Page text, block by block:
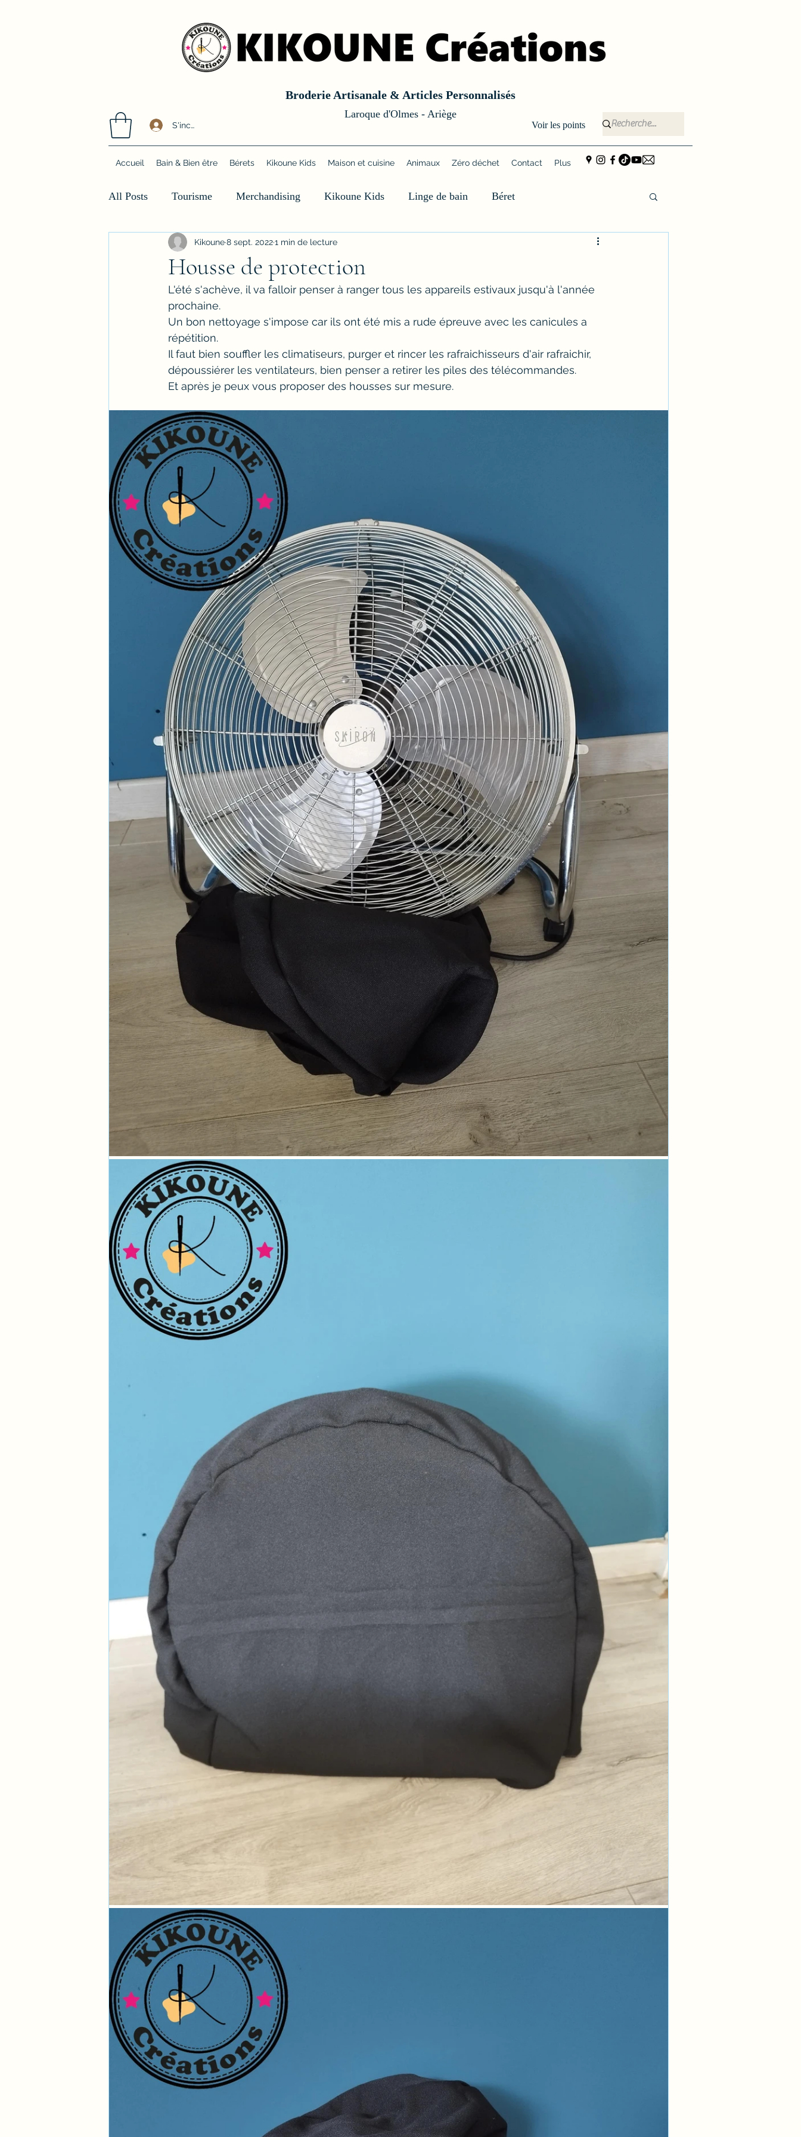
Broderie Artisanale & Articles Personnalisés
Voir les points
Laroque d'Olmes - Ariège
S'incrire / Se connecter
Accueil Bain & Bien être Bérets Kikoune Kids Maison et cuisine Animaux Zéro déchet Contact Plus
All Posts Tourisme Merchandising Kikoune Kids Linge de bain Béret
Housse de protection
Kikoune8 sept. 20221 min de lecture
L'été s'achève, il va falloir penser à ranger tous les appareils estivaux jusqu'à l'année
prochaine.
Un bon nettoyage s'impose car ils ont été mis a rude épreuve avec les canicules a
répétition.
Il faut bien souffler les climatiseurs, purger et rincer les rafraichisseurs d'air rafraichir,
dépoussiérer les ventilateurs, bien penser a retirer les piles des télécommandes.
Et après je peux vous proposer des housses sur mesure.